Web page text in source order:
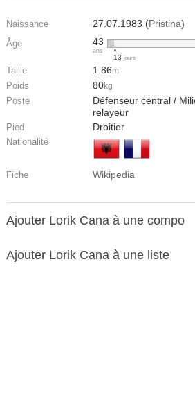
Naissance 27.07.1983 (Pristina)
Âge 43
ans
13jours
Taille 1.86m
Poids 80kg
Poste
Défenseur central /
relayeur
Pied Droitier
Nationalité
Fiche Wikipedia
Ajouter Lorik Cana à une compo
Ajouter Lorik Cana à une liste